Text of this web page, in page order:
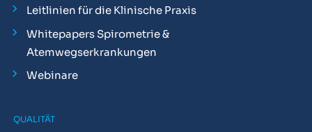
Leitlinien für die Klinische Praxis
Whitepapers Spirometrie &
Atemwegserkrankungen
Webinare
QUALITÄT